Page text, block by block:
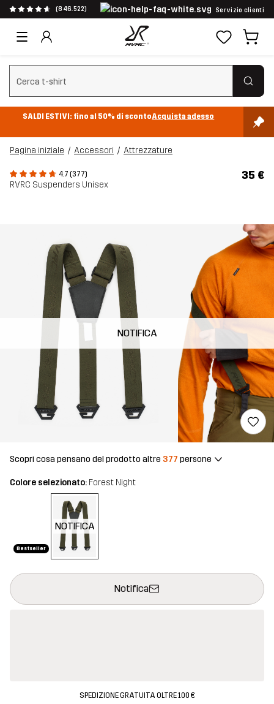
(846.522) Servizio clienti
Cancella ricerca
SALDI ESTIVI: fino al 50% di scontoAcquista adesso
Pagina iniziale Accessori Attrezzature
4.7 (377)
RVRC Suspenders Unisex
35 €
NOTIFICA
Scopri cosa pensano del prodotto altre 377 persone
Colore selezionato: Forest Night
Bestseller
NOTIFICA
Notifica
Questo tasto aprirà una finestra modale per confermare un
{{size}} non disponibile
SPEDIZIONE GRATUITA OLTRE 100 €